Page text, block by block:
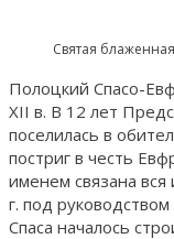
Святая
Полоцкий Спасо-
XII в. В 12 лет
поселилась в
постриг в честь
именем связана
г. под
Спаса началось